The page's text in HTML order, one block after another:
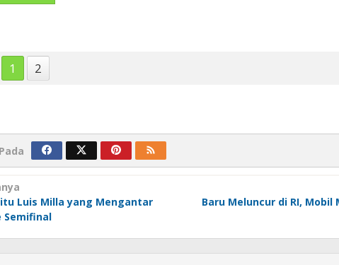
1 2
Luis Milla yang Mengantar
Semifinal
Baru Meluncur di RI, Mobil